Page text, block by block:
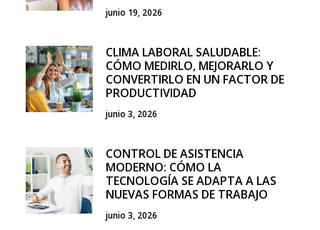
junio 19, 2026
CLIMA LABORAL SALUDABLE:
CÓMO MEDIRLO, MEJORARLO Y
CONVERTIRLO EN UN FACTOR DE
PRODUCTIVIDAD
junio 3, 2026
CONTROL DE ASISTENCIA
MODERNO: CÓMO LA
TECNOLOGÍA SE ADAPTA A LAS
NUEVAS FORMAS DE TRABAJO
junio 3, 2026